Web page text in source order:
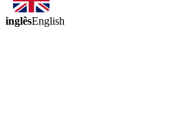
inglêsEnglish